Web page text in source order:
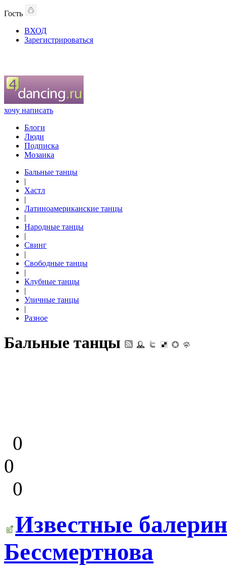
Гость
ВХОД
Зарегистрироваться
хочу написать
Блоги
Люди
Подписка
Мозаика
Бальные танцы
|
Хастл
|
Латиноамериканские танцы
|
Народные танцы
|
Свинг
|
Свободные танцы
|
Клубные танцы
|
Уличные танцы
|
Разное
Бальные танцы
0
0
0
Известные
Бессмертнова